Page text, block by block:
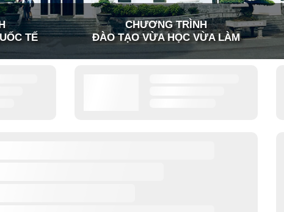
TẾ
CHƯƠNG TRÌNH
ĐÀO TẠO VỪA HỌC VỪA LÀM